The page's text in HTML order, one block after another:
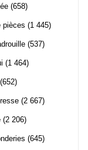
(658)
pièces (1 445)
(537)
(1 464)
(652)
(2 667)
(2 206)
(645)